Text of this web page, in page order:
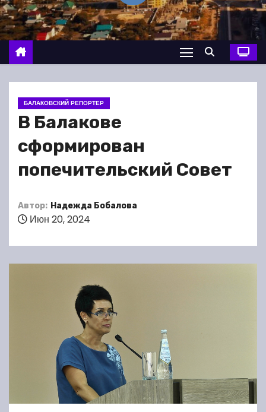
о
м
у
БАЛАКОВСКИЙ РЕПОРТЕР
В Балакове
сформирован
попечительский Совет
Автор: Надежда Бобалова
Июн 20, 2024